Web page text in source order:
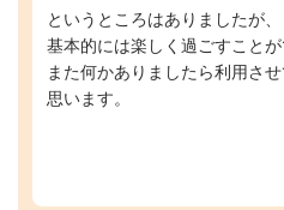
というところはありましたが、
基本的には楽しく過ごすことが
また何かありましたら利用さ
思います。